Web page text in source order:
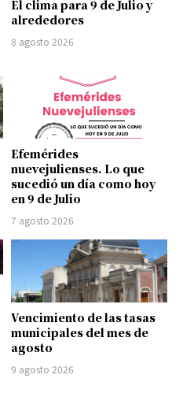
El clima para 9 de Julio y
alrededores
8 agosto 2026
Efemérides
nuevejulienses. Lo que
sucedió un día como hoy
en 9 de Julio
7 agosto 2026
Vencimiento de las tasas
municipales del mes de
agosto
9 agosto 2026